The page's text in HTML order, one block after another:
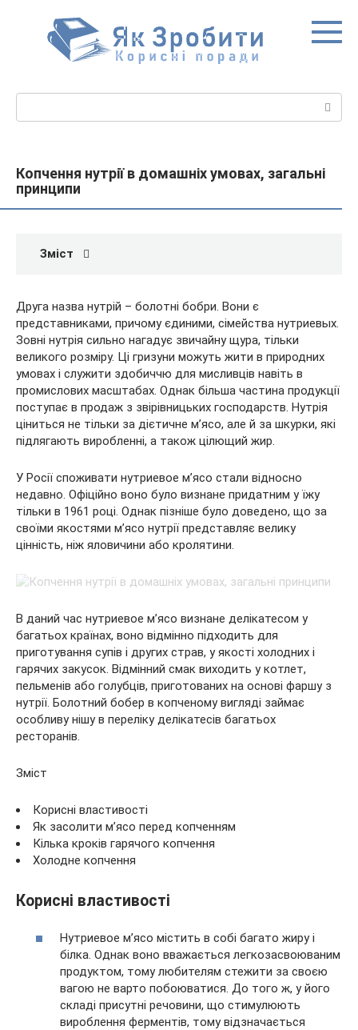
Копчення нутрії в домашніх умовах, загальні
принципи
Зміст
Друга назва нутрій – болотні бобри. Вони є
представниками, причому єдиними, сімейства нутриевых.
Зовні нутрія сильно нагадує звичайну щура, тільки
великого розміру. Ці гризуни можуть жити в природних
умовах і служити здобиччю для мисливців навіть в
промислових масштабах. Однак більша частина продукції
поступає в продаж з звірівницьких господарств. Нутрія
ціниться не тільки за дієтичне м’ясо, але й за шкурки, які
підлягають виробленні, а також цілющий жир.
У Росії споживати нутриевое м’ясо стали відносно
недавно. Офіційно воно було визнане придатним у їжу
тільки в 1961 році. Однак пізніше було доведено, що за
своїми якостями м’ясо нутрії представляє велику
цінність, ніж яловичини або кролятини.
В даний час нутриевое м’ясо визнане делікатесом у
багатьох країнах, воно відмінно підходить для
приготування супів і других страв, у якості холодних і
гарячих закусок. Відмінний смак виходить у котлет,
пельменів або голубців, приготованих на основі фаршу з
нутрії. Болотний бобер в копченому вигляді займає
особливу нішу в переліку делікатесів багатьох
ресторанів.
Зміст
Корисні властивості
Як засолити м’ясо перед копченням
Кілька кроків гарячого копчення
Холодне копчення
Корисні властивості
Нутриевое м’ясо містить в собі багато жиру і
білка. Однак воно вважається легкозасвоюваним
продуктом, тому любителям стежити за своєю
вагою не варто побоюватися. До того ж, у його
складі присутні речовини, що стимулюють
вироблення ферментів, тому відзначається